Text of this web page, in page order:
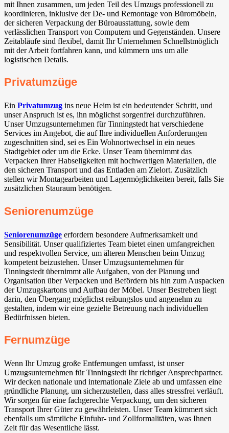
mit Ihnen zusammen, um jeden Teil des Umzugs professionell zu
koordinieren, inklusive der De- und Remontage von Büromöbeln,
der sicheren Verpackung der Büroausstattung, sowie dem
verlässlichen Transport von Computern und Gegenständen. Unsere
Zeitabläufe sind flexibel, damit Ihr Unternehmen Schnellstmöglich
mit der Arbeit fortfahren kann, und kümmern uns um alle
logistischen Details.
Privatumzüge
Ein Privatumzug ins neue Heim ist ein bedeutender Schritt, und
unser Anspruch ist es, ihn möglichst sorgenfrei durchzuführen.
Unser Umzugsunternehmen für Tinningstedt hat verschiedene
Services im Angebot, die auf Ihre individuellen Anforderungen
zugeschnitten sind, sei es Ein Wohnortwechsel in ein neues
Stadtgebiet oder um die Ecke. Unser Team übernimmt das
Verpacken Ihrer Habseligkeiten mit hochwertigen Materialien, die
den sicheren Transport und das Entladen am Zielort. Zusätzlich
stellen wir Montagearbeiten und Lagermöglichkeiten bereit, falls Sie
zusätzlichen Stauraum benötigen.
Seniorenumzüge
Seniorenumzüge erfordern besondere Aufmerksamkeit und
Sensibilität. Unser qualifiziertes Team bietet einen umfangreichen
und respektvollen Service, um älteren Menschen beim Umzug
kompetent beizustehen. Unser Umzugsunternehmen für
Tinningstedt übernimmt alle Aufgaben, von der Planung und
Organisation über Verpacken und Befördern bis hin zum Auspacken
der Umzugskartons und Aufbau der Möbel. Unser Bestreben liegt
darin, den Übergang möglichst reibungslos und angenehm zu
gestalten, indem wir eine gezielte Betreuung nach individuellen
Bedürfnissen bieten.
Fernumzüge
Wenn Ihr Umzug große Entfernungen umfasst, ist unser
Umzugsunternehmen für Tinningstedt Ihr richtiger Ansprechpartner.
Wir decken nationale und internationale Ziele ab und umfassen eine
gründliche Planung, um sicherzustellen, dass alles stressfrei verläuft.
Wir sorgen für eine fachgerechte Verpackung, um den sicheren
Transport Ihrer Güter zu gewährleisten. Unser Team kümmert sich
ebenfalls um sämtliche Einfuhr- und Zollformalitäten, was Ihnen
Zeit für das Wesentliche lässt.